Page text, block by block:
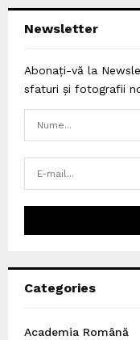
Newsletter
Abonați-vă la
sfaturi și fotografii
Categories
Academia Română